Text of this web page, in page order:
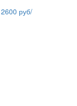
2600 руб/